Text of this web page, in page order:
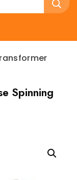
Spinning